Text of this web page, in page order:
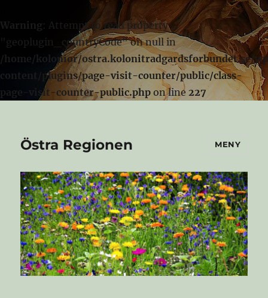
Warning : Attempt to read property
"geoplugin_countryCode" on null in
/home/kolonior/ostra.kolonitradgardsforbundet.se/
content/plugins/page-visit-counter/public/class-
page-visit-counter-public.php on line 227
Östra Regionen MENY